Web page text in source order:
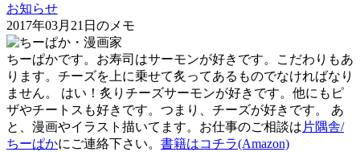
お知らせ
2017年03月21日のメモ
ちーぱかです。お寿司はサーモンが好きです。こだわりもあ
ります。チーズを上に乗せて炙ってあるものでなければなり
ません。 はい！炙りチーズサーモンが好きです。他にもピ
ザやチートスも好きです。つまり、チーズが好きです。 あ
と、漫画やイラスト描いてます。お仕事のご相談は片隅舎/
ちーぱかにご連絡下さい。 書籍はコチラ(Amazon)